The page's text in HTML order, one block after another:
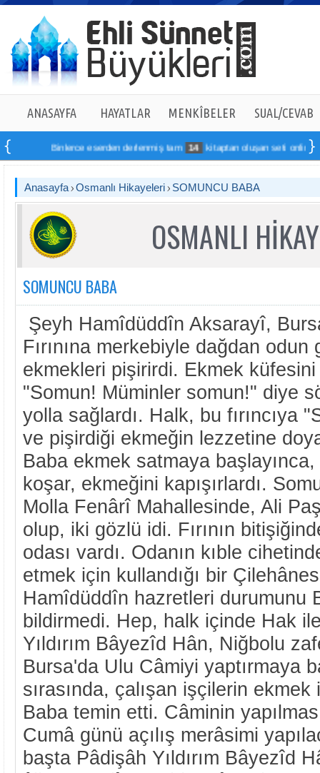
ANASAYFA HAYATLAR MENKÎBELER SUAL/CEVAB
Binlerce eserden derlenmiş tam 14 kitaptan oluşan seti online sipariş
Anasayfa Osmanlı Hikayeleri SOMUNCU BABA
OSMANLI
SOMUNCU BABA
Şeyh Hamîdüddîn Aksarayî,
Fırınına merkebiyle dağdan
ekmekleri pişirirdi. Ekmek küfesini
"Somun! Müminler somun!" diye
yolla sağlardı. Halk, bu fırıncıya
ve pişirdiği ekmeğin lezzetine
Baba ekmek satmaya
koşar, ekmeğini kapışırlardı.
Molla Fenârî Mahallesinde, Ali
olup, iki gözlü idi. Fırının
odası vardı. Odanın kıble
etmek için kullandığı bir
Hamîdüddîn hazretleri durumunu
bildirmedi. Hep, halk içinde Hak
Yıldırım Bâyezîd Hân, Niğbolu
Bursa'da Ulu Câmiyi yaptırmaya
sırasında, çalışan işçilerin ekmek
Baba temin etti. Câminin
Cumâ günü açılış merâsimi
başta Pâdişâh Yıldırım Bâyezîd